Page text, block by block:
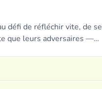
défi de réfléchir vite, de se
que leurs adversaires —